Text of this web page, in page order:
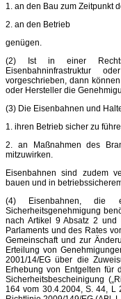
1. an den Bau zum Zeitpunkt
2. an den Betrieb
genügen.
(2) Ist in einer
Eisenbahninfrastruktur
vorgeschrieben, dann
oder Hersteller die
(3) Die Eisenbahnen und
1. ihren Betrieb sicher zu
2. an Maßnahmen des
mitzuwirken.
Eisenbahnen sind zudem
bauen und in
(4) Eisenbahnen, die
Sicherheitsgenehmigung
nach Artikel 9 Absatz 2 und
Parlaments und des Rates
Gemeinschaft und zur
Erteilung von
2001/14/EG über die
Erhebung von Entgelten für
Sicherheitsbescheinigung
164 vom 30.4.2004, S. 44, L